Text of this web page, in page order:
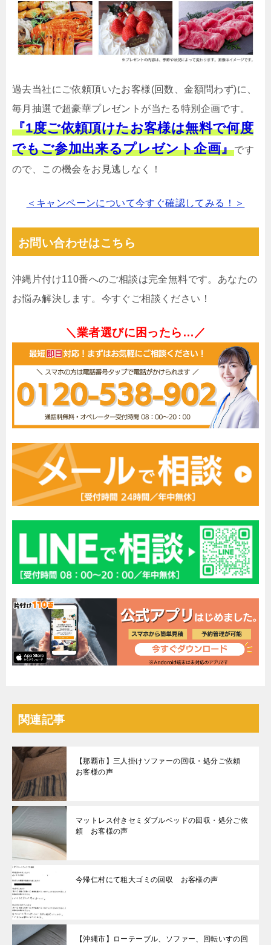
過去当社にご依頼頂いたお客様(回数、金額問わず)に、
毎月抽選で超豪華プレゼントが当たる特別企画です。
『1度ご依頼頂けたお客様は無料で何度
でもご参加出来るプレゼント企画』です
ので、この機会をお見逃しなく！
＜キャンペーンについて今すぐ確認してみる！＞
お問い合わせはこちら
沖縄片付け110番へのご相談は完全無料です。あなたの
お悩み解決します。今すぐご相談ください！
＼業者選びに困ったら…／
関連記事
【那覇市】三人掛けソファーの回収・処分ご依頼
お客様の声
マットレス付きセミダブルベッドの回収・処分ご依
頼 お客様の声
今帰仁村にて粗大ゴミの回収 お客様の声
【沖縄市】ローテーブル、ソファー、回転いすの回